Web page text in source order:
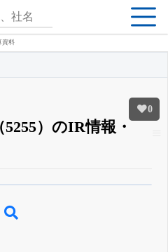
資料
0
）のIR情報・
はじめる
株版の先行利用も付きます